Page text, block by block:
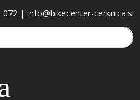
072 | info@bikecenter-cerknica.si